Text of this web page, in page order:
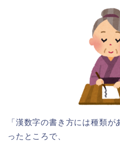
「漢数字の書き方には種類
ったところで、